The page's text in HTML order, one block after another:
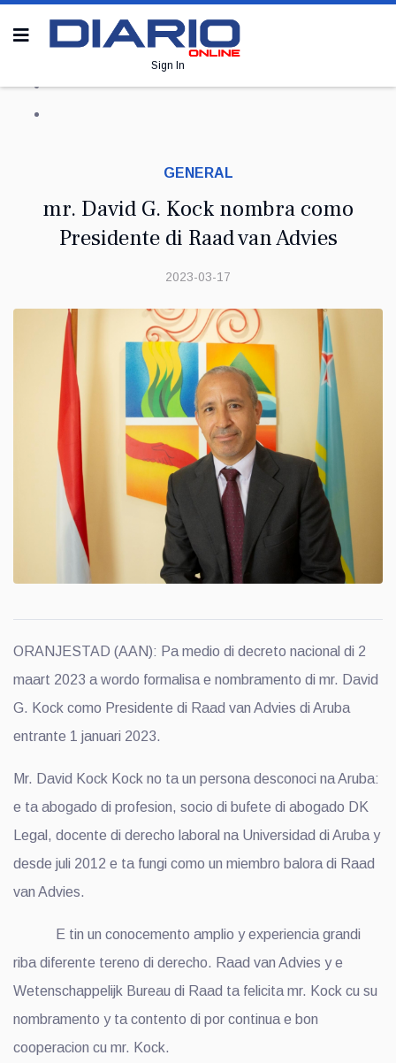
Sign In
GENERAL
mr. David G. Kock nombra como
Presidente di Raad van Advies
2023-03-17
ORANJESTAD (AAN): Pa medio di decreto nacional di 2
maart 2023 a wordo formalisa e nombramento di mr. David
G. Kock como Presidente di Raad van Advies di Aruba
entrante 1 januari 2023.
Mr. David Kock Kock no ta un persona desconoci na Aruba:
e ta abogado di profesion, socio di bufete di abogado DK
Legal, docente di derecho laboral na Universidad di Aruba y
desde juli 2012 e ta fungi como un miembro balora di Raad
van Advies.
E tin un conocemento amplio y experiencia grandi
riba diferente tereno di derecho. Raad van Advies y e
Wetenschappelijk Bureau di Raad ta felicita mr. Kock cu su
nombramento y ta contento di por continua e bon
cooperacion cu mr. Kock.